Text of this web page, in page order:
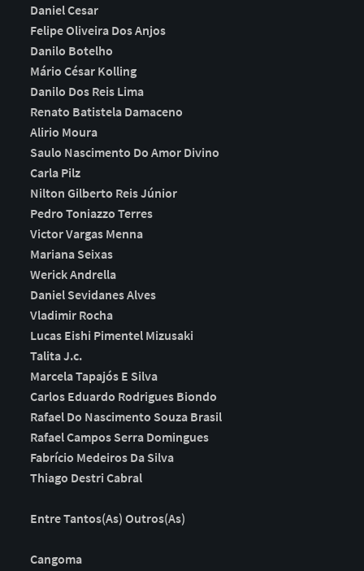
Daniel Cesar
Felipe Oliveira Dos Anjos
Danilo Botelho
Mário César Kolling
Danilo Dos Reis Lima
Renato Batistela Damaceno
Alirio Moura
Saulo Nascimento Do Amor Divino
Carla Pilz
Nilton Gilberto Reis Júnior
Pedro Toniazzo Terres
Victor Vargas Menna
Mariana Seixas
Werick Andrella
Daniel Sevidanes Alves
Vladimir Rocha
Lucas Eishi Pimentel Mizusaki
Talita J.c.
Marcela Tapajós E Silva
Carlos Eduardo Rodrigues Biondo
Rafael Do Nascimento Souza Brasil
Rafael Campos Serra Domingues
Fabrício Medeiros Da Silva
Thiago Destri Cabral
Entre Tantos(As) Outros(As)
Cangoma